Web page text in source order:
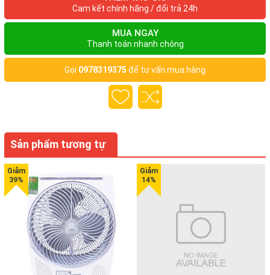
Cam kết chính hãng / đổi trả 24h
MUA NGAY
Thanh toán nhanh chóng
Gọi 0978319375 để tư vấn mua hàng
Sản phẩm tương tự